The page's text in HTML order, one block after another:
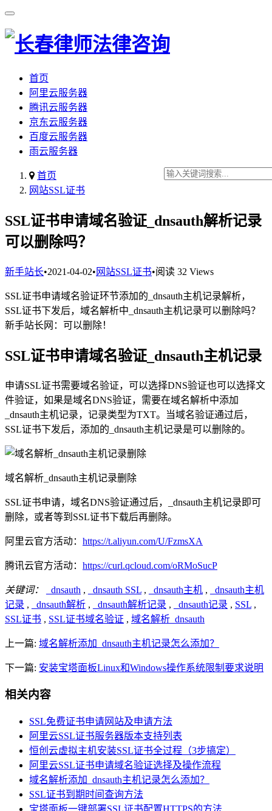
首页
阿里云服务器
腾讯云服务器
京东云服务器
百度云服务器
雨云服务器
首页
网站SSL证书
SSL证书申请域名验证_dnsauth解析记录
可以删除吗？
新手站长•2021-04-02• 网站SSL证书•阅读 32 Views
SSL证书申请域名验证环节添加的_dnsauth主机记录解析，
SSL证书下发后，域名解析中_dnsauth主机记录可以删除吗？
新手站长网：可以删除！
SSL证书申请域名验证_dnsauth主机记录
申请SSL证书需要域名验证，可以选择DNS验证也可以选择文
件验证，如果是域名DNS验证，需要在域名解析中添加
_dnsauth主机记录，记录类型为TXT。当域名验证通过后，
SSL证书下发后，添加的_dnsauth主机记录是可以删除的。
域名解析_dnsauth主机记录删除
SSL证书申请，域名DNS验证通过后，_dnsauth主机记录即可
删除，或者等到SSL证书下载后再删除。
阿里云官方活动： https://t.aliyun.com/U/FzmsXA
腾讯云官方活动： https://curl.qcloud.com/oRMoSucP
关键词： _dnsauth , _dnsauth SSL , _dnsauth主机 ,
_dnsauth主机
记录 , _dnsauth解析 , _dnsauth解析记录 , _dnsauth记录 , SSL ,
SSL证书 , SSL证书域名验证 , 域名解析_dnsauth
上一篇: 域名解析添加_dnsauth主机记录怎么添加？
下一篇: 安装宝塔面板Linux和Windows操作系统限制要求说明
相关内容
SSL免费证书申请网站及申请方法
阿里云SSL证书服务器版本支持列表
恒创云虚拟主机安装SSL证书全过程（3步搞定）
阿里云SSL证书申请域名验证选择及操作流程
域名解析添加_dnsauth主机记录怎么添加？
SSL证书到期时间查询方法
宝塔面板一键部署SSL证书配置HTTPS的方法